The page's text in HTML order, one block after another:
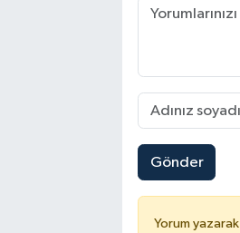
Gönder
Yorum yazarak